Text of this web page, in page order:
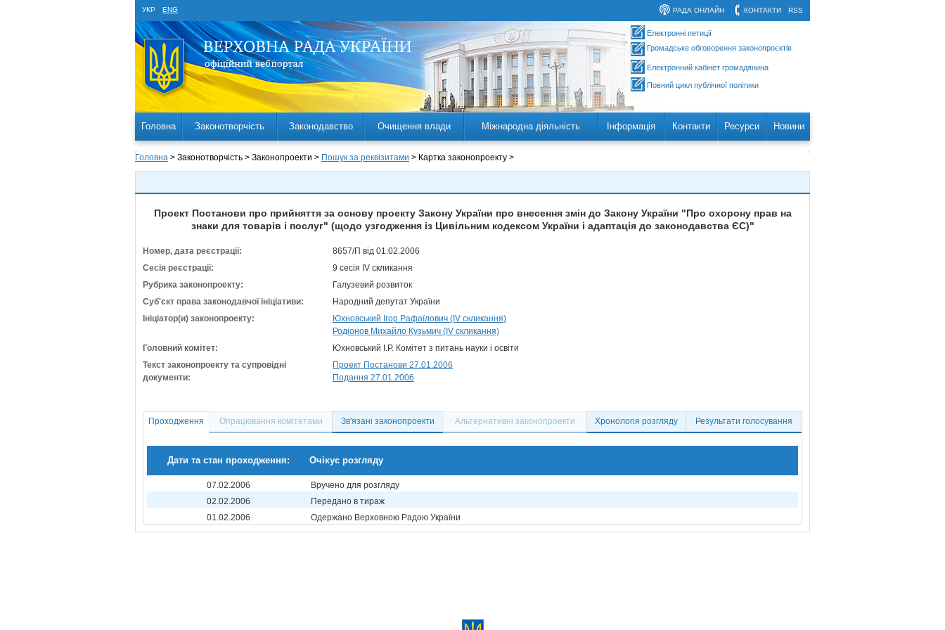
УКР ENG RSS
КОНТАКТИ
РАДА ОНЛАЙН
Електронні петиції
Громадське обговорення законопроєктів
Електронний кабінет громадянина
Повний цикл публічної політики
Головна Законотворчість Законодавство Очищення влади Міжнародна діяльність Інформація Контакти Ресурси Новини
Головна > Законотворчість > Законопроекти > Пошук за реквізитами > Картка законопроекту >
Проект Постанови про прийняття за основу проекту Закону України про внесення змін до Закону України "Про охорону прав на
знаки для товарів і послуг" (щодо узгодження із Цивільним кодексом України і адаптація до законодавства ЄС)"
Номер, дата реєстрації:
8657/П від 01.02.2006
Сесія реєстрації:
9 сесія IV скликання
Рубрика законопроекту:
Галузевий розвиток
Суб'єкт права законодавчої ініціативи:
Народний депутат України
Ініціатор(и) законопроекту:
Юхновський Ігор Рафаїлович (IV скликання)
Родіонов Михайло Кузьмич (IV скликання)
Головний комітет:
Юхновський І.Р. Комітет з питань науки і освіти
Текст законопроекту та супровідні
документи:
Проект Постанови 27.01.2006
Подання 27.01.2006
Проходження Опрацювання комітетами Зв'язані законопроекти Альтернативні законопроекти Хронологія розгляду Результати голосування
Дати та стан проходження: Очікує розгляду
07.02.2006
Вручено для розгляду
02.02.2006
Передано в тираж
01.02.2006
Одержано Верховною Радою України